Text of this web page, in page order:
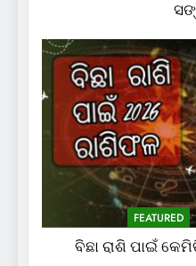
FEATURED
ବିଛା ରାଶି ପାଇଁ